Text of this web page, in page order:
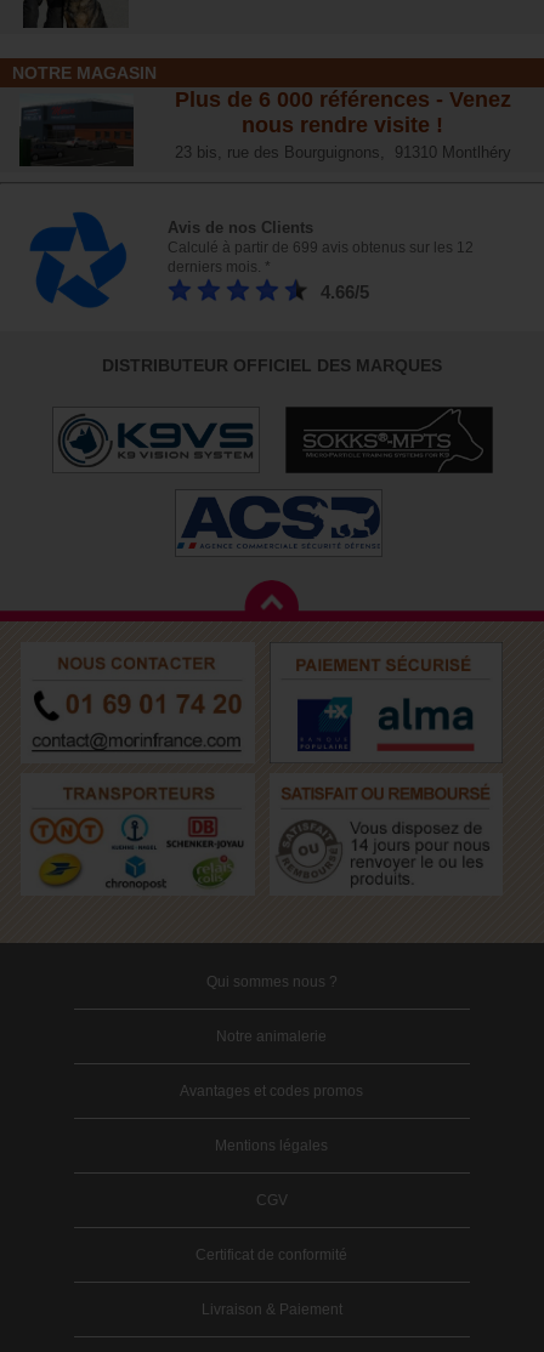
NOTRE MAGASIN
Plus de 6 000 références - Venez
nous rendre visite !
23 bis, rue des Bourguignons, 91310 Montlhéry
Avis de nos Clients
Calculé à partir de 699 avis obtenus sur les 12
derniers mois. *
4.66/5
DISTRIBUTEUR OFFICIEL DES MARQUES
Qui sommes nous ?
Notre animalerie
Avantages et codes promos
Mentions légales
CGV
Certificat de conformité
Livraison & Paiement